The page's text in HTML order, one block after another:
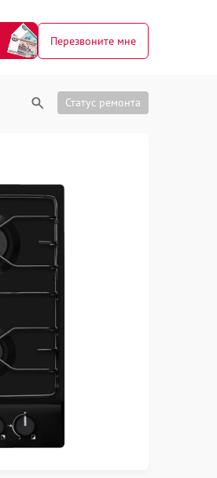
Перезвоните мне
Статус ремонта